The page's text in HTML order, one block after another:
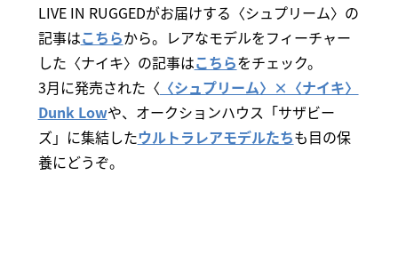
LIVE IN RUGGEDがお届けする〈シュプリーム〉の
記事はこちらから。レアなモデルをフィーチャー
した〈ナイキ〉の記事はこちらをチェック。
3月に発売された〈 〈シュプリーム〉×〈ナイキ〉
Dunk Lowや、オークションハウス「サザビー
ズ」に集結したウルトラレアモデルたちも目の保
養にどうぞ。